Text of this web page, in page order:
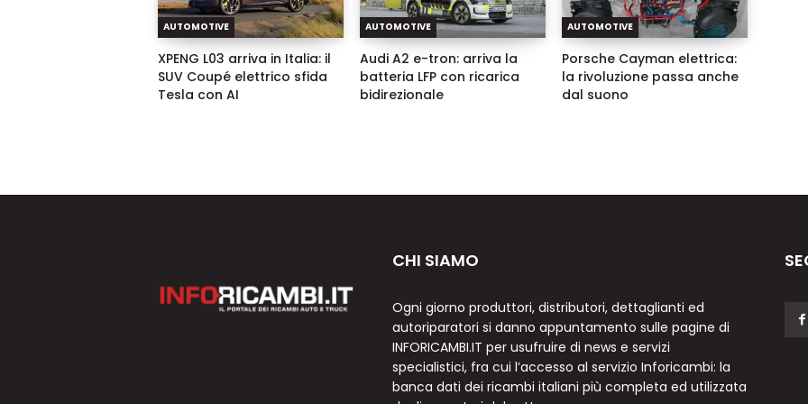
AUTOMOTIVE
XPENG L03 arriva in Italia: il
SUV Coupé elettrico sfida
Tesla con AI
AUTOMOTIVE
Audi A2 e-tron: arriva la
batteria LFP con ricarica
bidirezionale
AUTOMOTIVE
Porsche Cayman elettrica:
la rivoluzione passa anche
dal suono
CHI SIAMO
Ogni giorno produttori, distributori, dettaglianti ed
autoriparatori si danno appuntamento sulle pagine di
INFORICAMBI.IT per usufruire di news e servizi
specialistici, fra cui l’accesso al servizio Inforicambi: la
banca dati dei ricambi italiani più completa ed utilizzata